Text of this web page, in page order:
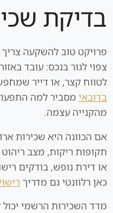
בדיקת
פרויקט טוב להשקעה
צפוי לגור בנכס: עובד
לטווח קצר, או דייר
בדובאי מסביר למה
מהקנייה עצמה.
אם הכוונה היא שכירות
תקופות ריקות, מצב
או דירת נופש, בודקים
כאן רלוונטי גם מדריך
מדד השכירות הרשמי